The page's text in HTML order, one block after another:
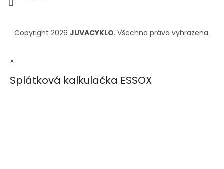
Copyright 2026 JUVACYKLO. Všechna práva vyhrazena.
×
Splátková kalkulačka ESSOX